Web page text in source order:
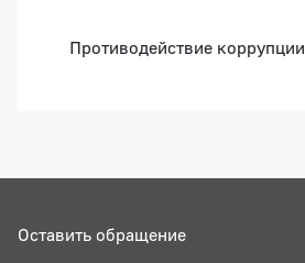
Противодействие коррупции
Оставить обращение